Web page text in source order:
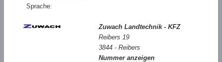
Sprache:
Zuwach Landtechnik - KFZ
Reibers 19
3844 - Reibers
Nummer anzeigen